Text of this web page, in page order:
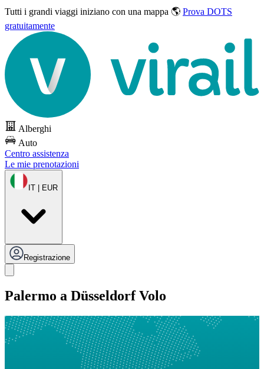
Tutti i grandi viaggi iniziano con una mappa 🌎 Prova DOTS
gratuitamente
Alberghi
Auto
Centro assistenza
Le mie prenotazioni
IT | EUR
Registrazione
Palermo a Düsseldorf Volo